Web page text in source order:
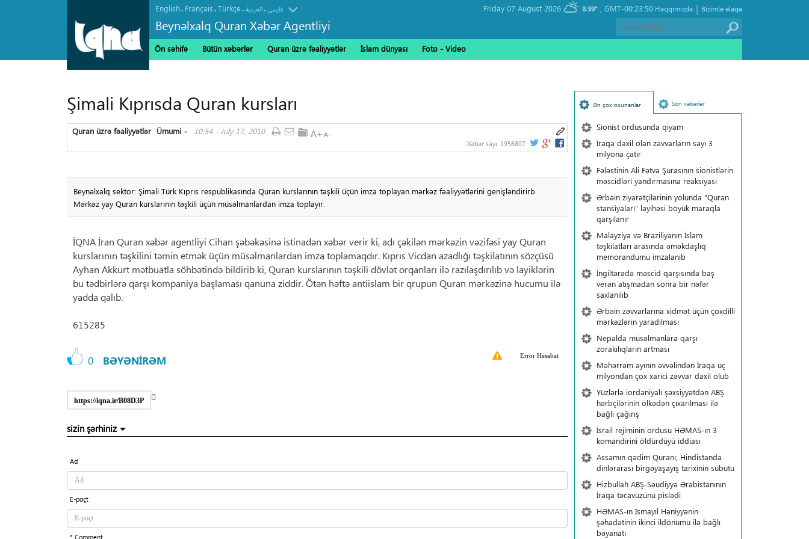
English. Français.Türkçe. العربیة.فارسی
Beynəlxalq Quran Xəbər Agentliyi
GMT-00:23:50
8.99° Bizimlə əlaqə
|
Haqqımızda
Ön səhifə Bütün xəbərlər Quran üzrə fəaliyyətlər İslam dünyası Foto - Video
Şimali Kıprısda Quran kursları
Quran üzrə fəaliyyətlər »
Ümumi 10:54 - July 17, 2010
Xəbər sayı: 1956807
Beynəlxalq sektor: Şimali Türk Kıprıs respublikasında Quran kurslarının təşkili üçün imza toplayan mərkəz fəaliyyətlərini genişləndirirb.
Mərkəz yay Quran kurslarının təşkili üçün müsəlmanlardan imza toplayır.
İQNA İran Quran xəbər agentliyi Cihan şəbəkəsinə istinadən xəbər verir ki, adı çəkilən mərkəzin vəzifəsi yay Quran
kurslarının təşkilini təmin etmək üçün müsəlmanlardan imza toplamaqdır. Kıprıs Vicdan azadlığı təşkilatının sözçüsü
Ayhan Akkurt mətbuatla söhbətində bildirib ki, Quran kurslarının təşkili dövlət orqanları ilə razılaşdırılıb və layiklərin
bu tədbirlərə qarşı kompaniya başlaması qanuna ziddir. Ötən həftə antiislam bir qrupun Quran mərkəzinə hucumu ilə
yadda qalıb.
615285
0 BƏYƏNİRƏM Error Hesabat
https://iqna.ir/B08D3P
sizin şərhiniz
Ad
E-poçt
* Comment
Ən çox oxunanlar Son xəbərlər
Sionist ordusunda qiyam
İraqa daxil olan zəvvarların sayı 3
milyona çatır
Fələstinin Ali Fətva Şurasının sionistlərin
məscidləri yandırmasına reaksiyası
Ərbəin ziyarətçilərinin yolunda "Quran
stansiyaları" layihəsi böyük maraqla
qarşılanır
Malayziya və Braziliyanın İslam
təşkilatları arasında əməkdaşlıq
memorandumu imzalanıb
İngiltərədə məscid qarşısında baş
verən atışmadan sonra bir nəfər
saxlanılıb
Ərbəin zəvvarlarına xidmət üçün çoxdilli
mərkəzlərin yaradılması
Nepalda müsəlmanlara qarşı
zorakılıqların artması
Məhərrəm ayının əvvəlindən İraqa üç
milyondan çox xarici zəvvar daxil olub
Yüzlərlə iordaniyalı şəxsiyyətdən ABŞ
hərbçilərinin ölkədən çıxarılması ilə
bağlı çağırış
İsrail rejiminin ordusu HƏMAS-ın 3
komandirini öldürdüyü iddiası
Assamın qədim Quranı; Hindistanda
dinlərarası birgəyaşayış tarixinin sübutu
Hizbullah ABŞ-Səudiyyə Ərəbistanının
İraqa təcavüzünü pislədi
HƏMAS-ın İsmayıl Həniyyənin
şəhadətinin ikinci ildönümü ilə bağlı
bəyanatı